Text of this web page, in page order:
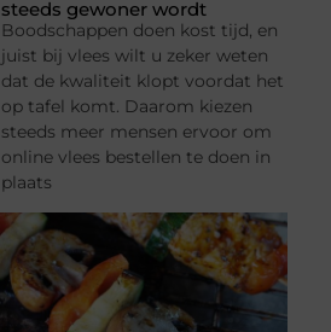
steeds gewoner wordt
Boodschappen doen kost tijd, en
juist bij vlees wilt u zeker weten
dat de kwaliteit klopt voordat het
op tafel komt. Daarom kiezen
steeds meer mensen ervoor om
online vlees bestellen te doen in
plaats